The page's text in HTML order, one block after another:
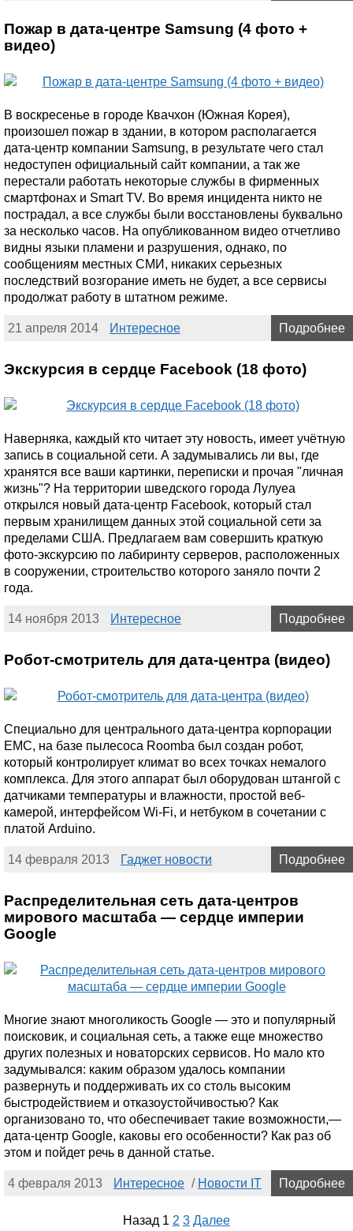
Пожар в дата-центре Samsung (4 фото +
видео)
В воскресенье в городе Квачхон (Южная Корея),
произошел пожар в здании, в котором располагается
дата-центр компании Samsung, в результате чего стал
недоступен официальный сайт компании, а так же
перестали работать некоторые службы в фирменных
смартфонах и Smart TV. Во время инцидента никто не
пострадал, а все службы были восстановлены буквально
за несколько часов. На опубликованном видео отчетливо
видны языки пламени и разрушения, однако, по
сообщениям местных СМИ, никаких серьезных
последствий возгорание иметь не будет, а все сервисы
продолжат работу в штатном режиме.
21 апреля 2014 Интересное Подробнее
Экскурсия в сердце Facebook (18 фото)
Наверняка, каждый кто читает эту новость, имеет учётную
запись в социальной сети. А задумывались ли вы, где
хранятся все ваши картинки, переписки и прочая "личная
жизнь"? На территории шведского города Лулуеа
открылся новый дата-центр Facebook, который стал
первым хранилищем данных этой социальной сети за
пределами США. Предлагаем вам совершить краткую
фото-экскурсию по лабиринту серверов, расположенных
в сооружении, строительство которого заняло почти 2
года.
14 ноября 2013 Интересное Подробнее
Робот-смотритель для дата-центра (видео)
Специально для центрального дата-центра корпорации
EMC, на базе пылесоса Roomba был создан робот,
который контролирует климат во всех точках немалого
комплекса. Для этого аппарат был оборудован штангой с
датчиками температуры и влажности, простой веб-
камерой, интерфейсом Wi-Fi, и нетбуком в сочетании с
платой Arduino.
14 февраля 2013 Гаджет новости Подробнее
Распределительная сеть дата-центров
мирового масштаба — сердце империи
Google
Многие знают многоликость Google — это и популярный
поисковик, и социальная сеть, а также еще множество
других полезных и новаторских сервисов. Но мало кто
задумывался: каким образом удалось компании
развернуть и поддерживать их со столь высоким
быстродействием и отказоустойчивостью? Как
организовано то, что обеспечивает такие возможности,—
дата-центр Google, каковы его особенности? Как раз об
этом и пойдет речь в данной статье.
4 февраля 2013 Интересное / Новости IT Подробнее
Назад 1 2 3 Далее